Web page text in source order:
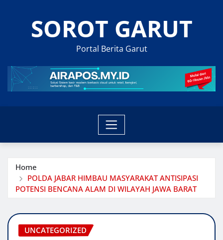
SOROT GARUT
Portal Berita Garut
Home
POLDA JABAR HIMBAU MASYARAKAT ANTISIPASI
POTENSI BENCANA ALAM DI WILAYAH JAWA BARAT
UNCATEGORIZED